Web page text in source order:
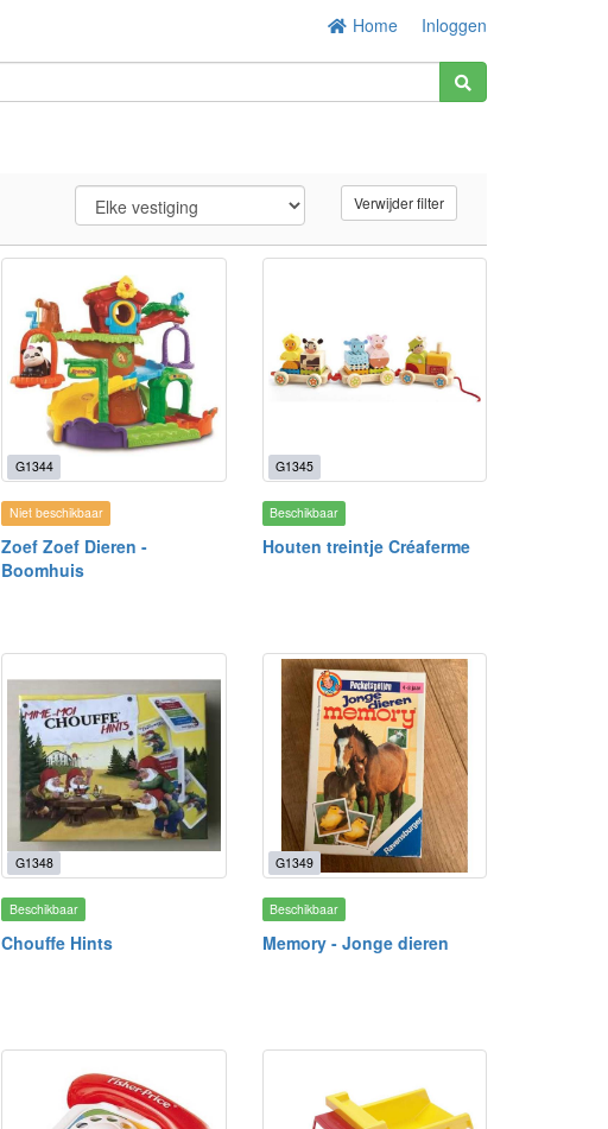
Home Inloggen
Verwijder filter
G1344
Niet beschikbaar
Zoef Zoef Dieren -
Boomhuis
G1345
Beschikbaar
Houten treintje Créaferme
G1348
Beschikbaar
Chouffe Hints
G1349
Beschikbaar
Memory - Jonge dieren